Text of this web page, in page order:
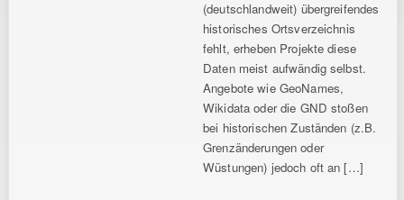
(deutschlandweit) übergreifendes
historisches Ortsverzeichnis
fehlt, erheben Projekte diese
Daten meist aufwändig selbst.
Angebote wie GeoNames,
Wikidata oder die GND stoßen
bei historischen Zuständen (z.B.
Grenzänderungen oder
Wüstungen) jedoch oft an […]